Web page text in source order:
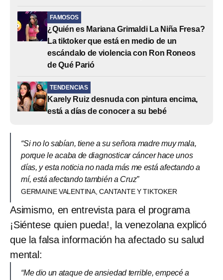
FAMOSOS
¿Quién es Mariana Grimaldi La Niña Fresa?
La tiktoker que está en medio de un
escándalo de violencia con Ron Roneos
de Qué Parió
TENDENCIAS
Karely Ruiz desnuda con pintura encima,
está a días de conocer a su bebé
“Si no lo sabían, tiene a su señora madre muy mala,
porque le acaba de diagnosticar cáncer hace unos
días, y esta noticia no nada más me está afectando a
mí, está afectando también a Cruz”
GERMAINE VALENTINA, CANTANTE Y TIKTOKER
Asimismo, en entrevista para el programa
¡Siéntese quien pueda!, la venezolana explicó
que la falsa información ha afectado su salud
mental:
“Me dio un ataque de ansiedad terrible, empecé a